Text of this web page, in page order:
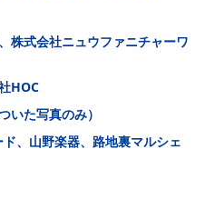
株式会社ニュウファニチャーワ
HOC
ついた写真のみ）
、山野楽器、路地裏マルシェ